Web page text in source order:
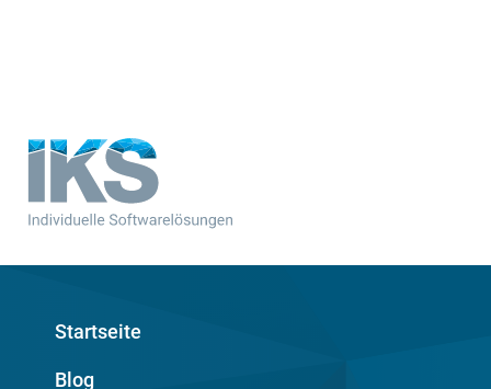
Startseite
Blog